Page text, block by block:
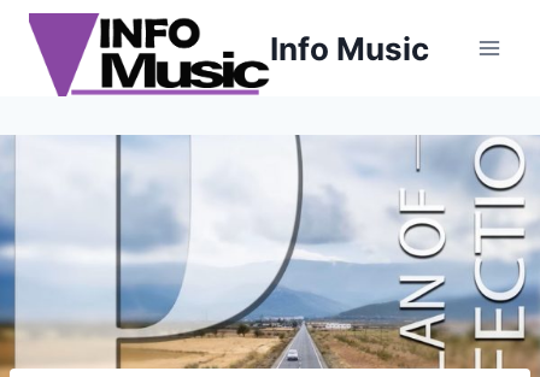
Aller
contenu
Info Music